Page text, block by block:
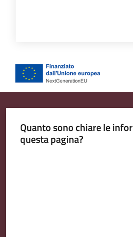
Quanto sono chiare le
questa pagina?